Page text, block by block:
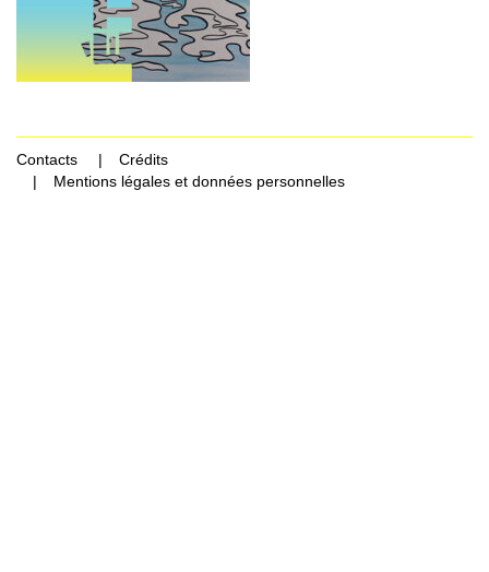
Contacts
Crédits
Mentions légales et données personnelles